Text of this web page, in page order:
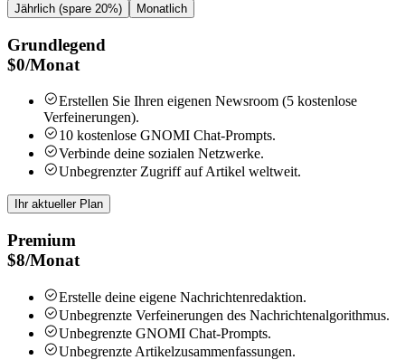
Jährlich (spare 20%) Monatlich
Grundlegend
$0/Monat
Erstellen Sie Ihren eigenen Newsroom (5 kostenlose
Verfeinerungen).
10 kostenlose GNOMI Chat-Prompts.
Verbinde deine sozialen Netzwerke.
Unbegrenzter Zugriff auf Artikel weltweit.
Ihr aktueller Plan
Premium
$8/Monat
Erstelle deine eigene Nachrichtenredaktion.
Unbegrenzte Verfeinerungen des Nachrichtenalgorithmus.
Unbegrenzte GNOMI Chat-Prompts.
Unbegrenzte Artikelzusammenfassungen.